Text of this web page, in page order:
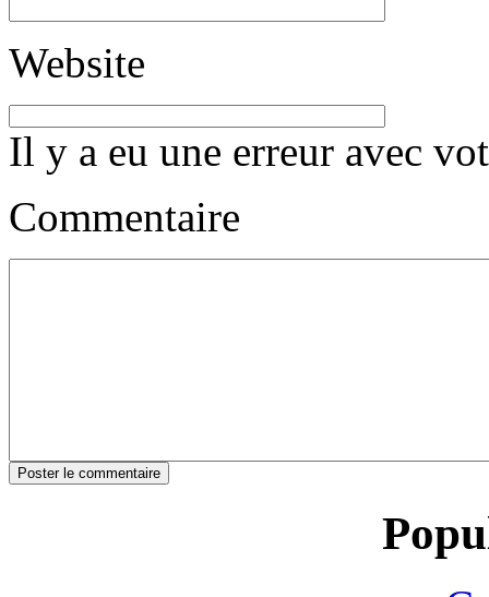
Website
Il y a eu une erreur avec
Commentaire